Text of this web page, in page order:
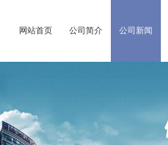
网站首页 公司简介 公司新闻